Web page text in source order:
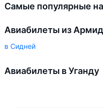
Самые популярные
Авиабилеты из
в Сидней
Авиабилеты в Уганду